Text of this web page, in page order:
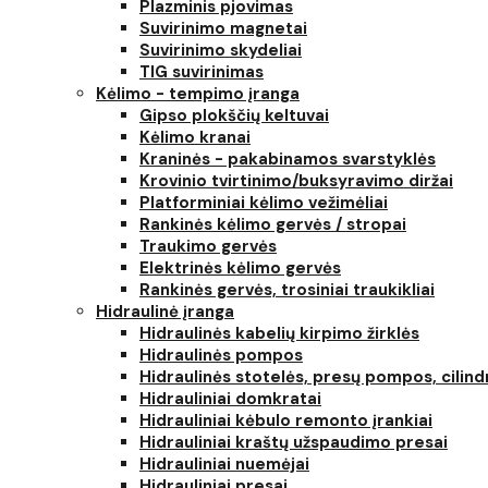
Plazminis pjovimas
Suvirinimo magnetai
Suvirinimo skydeliai
TIG suvirinimas
Kėlimo - tempimo įranga
Gipso plokščių keltuvai
Kėlimo kranai
Kraninės - pakabinamos svarstyklės
Krovinio tvirtinimo/buksyravimo diržai
Platforminiai kėlimo vežimėliai
Rankinės kėlimo gervės / stropai
Traukimo gervės
Elektrinės kėlimo gervės
Rankinės gervės, trosiniai traukikliai
Hidraulinė įranga
Hidraulinės kabelių kirpimo žirklės
Hidraulinės pompos
Hidraulinės stotelės, presų pompos,
Hidrauliniai domkratai
Hidrauliniai kėbulo remonto įrankiai
Hidrauliniai kraštų užspaudimo presai
Hidrauliniai nuemėjai